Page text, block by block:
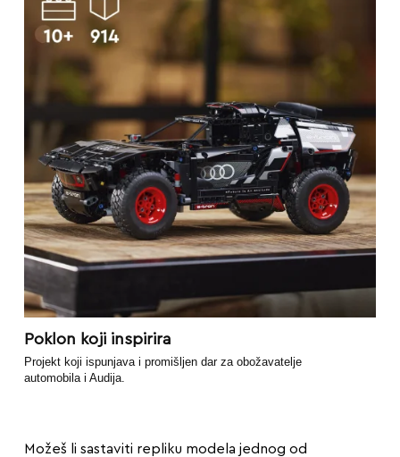
Poklon koji inspirira
Projekt koji ispunjava i promišljen dar za obožavatelje
automobila i Audija.
Možeš li sastaviti repliku modela jednog od